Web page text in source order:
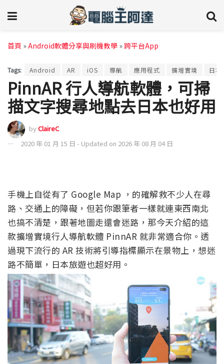
首頁 »Android軟體分享與刷機教學 »跨平台App
Tags: Android AR iOS 導航 應用程式 擴增實境 日本
PinnAR 行人導航軟體，可掃
描文字搜尋地點去日本也好用
byClaireC
2020 年 01 月 15 日 - Updated on 2026 年 08 月 04 日
手機上自從有了 Google Map ，的確解救不少人在尋
路、交通上的障礙，但若你跟筆者一樣就連東西南北
也搞不清楚，跟著地圖走還會迷路，那今天介紹的這
款擴增實境行人導航軟體 PinnAR 就非常適合你。透
過現下流行的 AR 技術將引導指標顯示在景物上，想迷
路不簡單，日本旅遊也超好用。